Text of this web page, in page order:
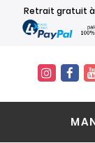
Retrait gratuit